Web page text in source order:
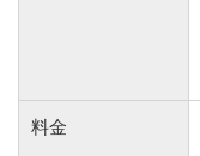
料金